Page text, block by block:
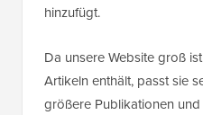
hinzufügt.
Da unsere Website groß
Artikeln enthält, passt sie
größere Publikationen und